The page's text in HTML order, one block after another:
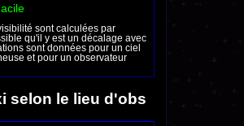
sont calculées par
qu'il y est un décalage avec
sont données pour un ciel
et pour un observateur
selon le lieu d'obs